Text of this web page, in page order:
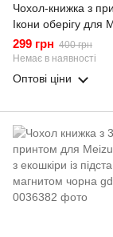
Чохол-книжка з
Ікони оберігу для
Note з підставкою
м3 нот бордова gd1
299 грн 400 грн
Немає в наявності
Оптові ціни